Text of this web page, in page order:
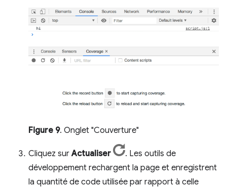
Figure 9. Onglet "Couverture"
Cliquez surActualiser
. Les outils de
développement rechargent la page et enregistrent
la quantité de code utilisée par rapport à celle